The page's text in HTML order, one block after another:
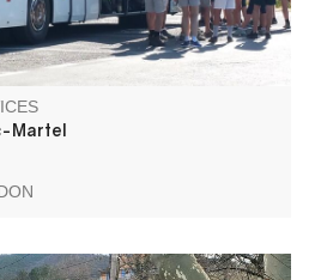
Martel